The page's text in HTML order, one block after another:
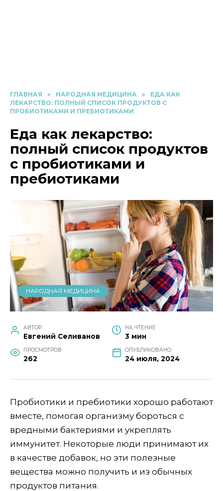
ГЛАВНАЯ » НАРОДНАЯ МЕДИЦИНА »
ЕДА КАК
ЛЕКАРСТВО: ПОЛНЫЙ СПИСОК ПРОДУКТОВ С
ПРОБИОТИКАМИ И ПРЕБИОТИКАМИ
Еда как лекарство:
полный список продуктов
с пробиотиками и
пребиотиками
НАРОДНАЯ МЕДИЦИНА
АВТОР
Евгений Селиванов
НА ЧТЕНИЕ
3 мин
ПРОСМОТРОВ
262
ОПУБЛИКОВАНО
24 июля, 2024
Пробиотики и пребиотики хорошо работают
вместе, помогая организму бороться с
вредными бактериями и укреплять
иммунитет. Некоторые люди принимают их
в качестве добавок, но эти полезные
вещества можно получить и из обычных
продуктов питания.